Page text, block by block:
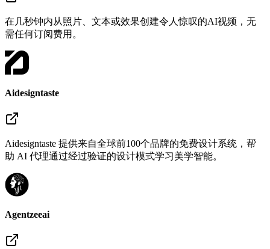
在几秒钟内从照片、文本或效果创建令人惊叹的AI视频，无
需任何订阅费用。
Aidesigntaste
Aidesigntaste 提供来自全球前100个品牌的免费设计系统，帮
助 AI 代理通过经过验证的设计模式学习美学智能。
Agentzeeai